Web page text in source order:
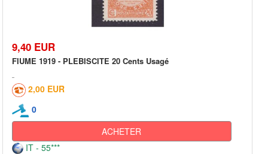
9,40 EUR
FIUME 1919 - PLEBISCITE 20 Cents Usagé
2,00 EUR
0
ACHETER
IT - 55***